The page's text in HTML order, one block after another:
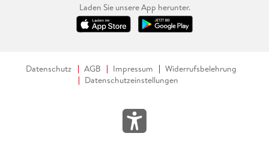
Laden Sie unsere App herunter.
Datenschutz AGB Impressum
Widerrufsbelehrung
Datenschutzeinstellungen